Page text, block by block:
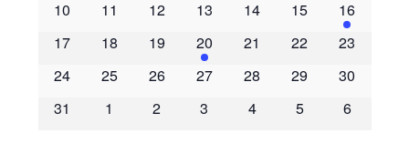
m
é
n
10
11 12 13 14 15
16
17
18 19 20 21 22
23
24
25 26 27 28 29
30
31
1 2 3 4 5 6